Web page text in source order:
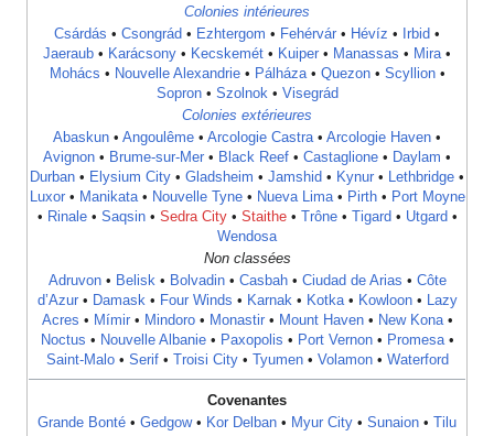
Colonies intérieures
Csárdás • Csongrád • Ezhtergom • Fehérvár • Hévíz • Irbid •
Jaeraub • Karácsony • Kecskemét • Kuiper • Manassas • Mira•
Mohács • Nouvelle Alexandrie• Pálháza• Quezon• Scyllion•
Sopron• Szolnok• Visegrád
Colonies extérieures
Abaskun • Angoulême • Arcologie Castra• Arcologie Haven •
Avignon • Brume-sur-Mer • Black Reef • Castaglione • Daylam •
Durban • Elysium City • Gladsheim • Jamshid • Kynur • Lethbridge •
Luxor• Manikata• Nouvelle Tyne• Nueva Lima• Pirth• Port Moyne
• Rinale• Saqsin• Sedra City• Staithe• Trône• Tigard • Utgard •
Wendosa
Non classées
Adruvon• Belisk• Bolvadin• Casbah• Ciudad de Arias • Côte
d’Azur• Damask• Four Winds • Karnak• Kotka• Kowloon• Lazy
Acres • Mímir• Mindoro• Monastir• Mount Haven• New Kona•
Noctus • Nouvelle Albanie• Paxopolis • Port Vernon• Promesa•
Saint-Malo• Serif• Troisi City• Tyumen• Volamon• Waterford
Covenantes
Grande Bonté • Gedgow• Kor Delban • Myur City • Sunaion •
Tilu